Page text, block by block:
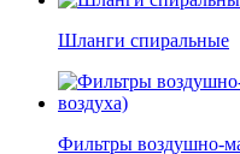
Шланги спиральные
Фильтры воздушно-